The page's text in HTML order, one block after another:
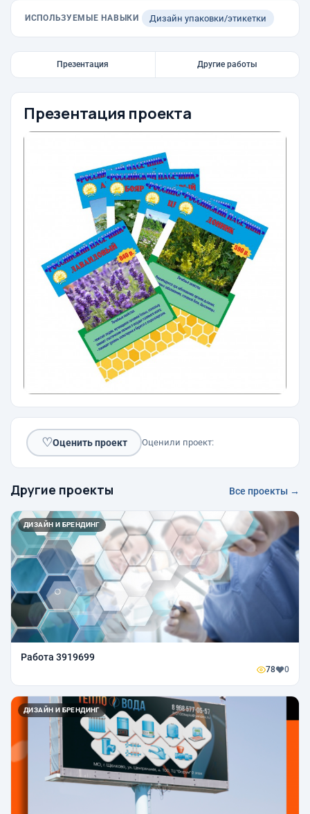
ИСПОЛЬЗУЕМЫЕ НАВЫКИ Дизайн упаковки/этикетки
Презентация Другие работы
Презентация проекта
♡Оценить проект Оценили проект:
Другие проекты Все проекты →
ДИЗАЙН И БРЕНДИНГ
Работа 3919699
78 0
ДИЗАЙН И БРЕНДИНГ